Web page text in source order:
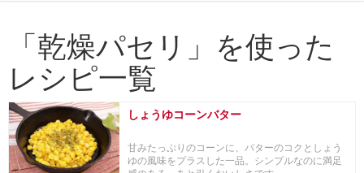
「乾燥パセリ」を使った
レシピ一覧
しょうゆコーンバター
甘みたっぷりのコーンに、バターのコクとしょう
ゆの風味をプラスした一品。シンプルなのに満足